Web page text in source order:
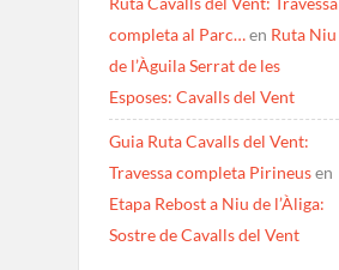
completa al Parc…en Ruta Niu
de l’Àguila Serrat de les
Esposes: Cavalls del Vent
Guia Ruta Cavalls del Vent:
Travessa completa Pirineusen
Etapa Rebost a Niu de l’Àliga:
Sostre de Cavalls del Vent